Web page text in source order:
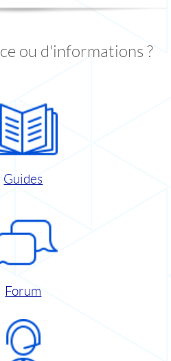
ou d'informations ?
Guides
Forum